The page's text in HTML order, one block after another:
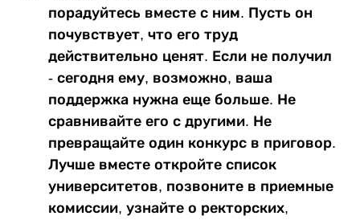
порадуйтесь вместе с ним. Пусть он
почувствует, что его труд
действительно ценят. Если не получил
- сегодня ему, возможно, ваша
поддержка нужна еще больше. Не
сравнивайте его с другими. Не
превращайте один конкурс в приговор.
Лучше вместе откройте список
университетов, позвоните в приемные
комиссии, узнайте о ректорских,